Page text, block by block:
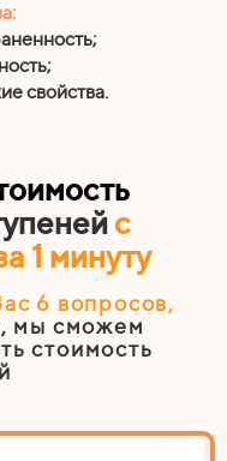
свойства.
с
1 минуту
6 вопросов,
мы сможем
стоимость